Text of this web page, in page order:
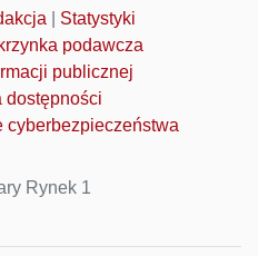
Statystyki
podawcza
publicznej
dostępności
cyberbezpieczeństwa
Rynek 1